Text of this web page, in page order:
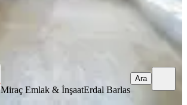
Miraç Emlak & İnşaatErdal Barlas
Ara